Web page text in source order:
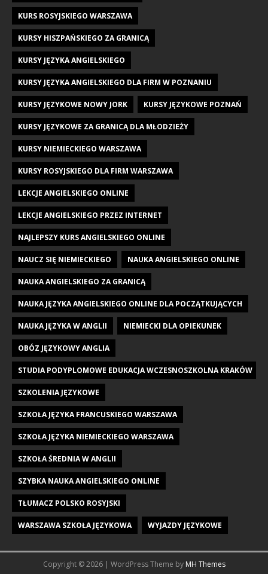
KURS ROSYJSKIEGO WARSZAWA
KURSY HISZPAŃSKIEGO ZA GRANICĄ
KURSY JĘZYKA ANGIELSKIEGO
KURSY JĘZYKA ANGIELSKIEGO DLA FIRM W POZNANIU
KURSY JĘZYKOWE NOWY JORK KURSY JĘZYKOWE POZNAŃ
KURSY JĘZYKOWE ZA GRANICĄ DLA MŁODZIEŻY
KURSY NIEMIECKIEGO WARSZAWA
KURSY ROSYJSKIEGO DLA FIRM WARSZAWA
LEKCJE ANGIELSKIEGO ONLINE
LEKCJE ANGIELSKIEGO PRZEZ INTERNET
NAJLEPSZY KURS ANGIELSKIEGO ONLINE
NAUCZ SIĘ NIEMIECKIEGO NAUKA ANGIELSKIEGO ONLINE
NAUKA ANGIELSKIEGO ZA GRANICĄ
NAUKA JĘZYKA ANGIELSKIEGO ONLINE DLA POCZĄTKUJĄCYCH
NAUKA JĘZYKA W ANGLII NIEMIECKI DLA OPIEKUNEK
OBÓZ JĘZYKOWY ANGLIA
STUDIA PODYPLOMOWE EDUKACJA WCZESNOSZKOLNA KRAKÓW
SZKOLENIA JĘZYKOWE
SZKOŁA JĘZYKA FRANCUSKIEGO WARSZAWA
SZKOŁA JĘZYKA NIEMIECKIEGO WARSZAWA
SZKOŁA ŚREDNIA W ANGLII
SZYBKA NAUKA ANGIELSKIEGO ONLINE
TŁUMACZ POLSKO ROSYJSKI
WARSZAWA SZKOŁA JĘZYKOWA WYJAZDY JĘZYKOWE
Copyright © 2026 | WordPress Theme by MH Themes